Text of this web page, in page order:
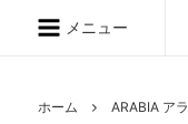
メニュー
ホーム ARABIA ア